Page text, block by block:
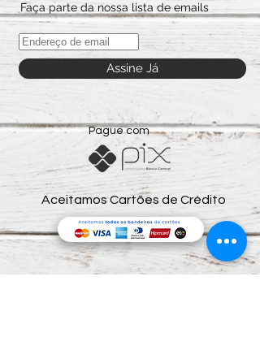
Faça parte da nossa lista de emails
Assine Já
Pague com
Aceitamos Cartões de Crédito